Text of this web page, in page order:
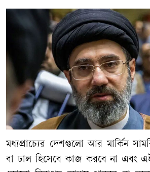
মধ্যপ্রাচ্যের দেশগুলো আর মার্কিন
বা ঢাল হিসেবে কাজ করবে না এবং এই